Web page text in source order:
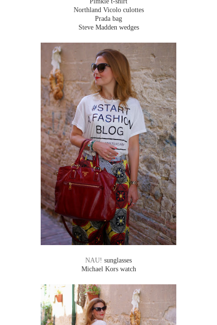
Northland Vicolo culottes
Prada bag
Steve Madden wedges
NAU! sunglasses
Michael Kors watch